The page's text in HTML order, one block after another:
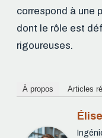
correspond à une
dont le rôle est
rigoureuses.
À propos Articles